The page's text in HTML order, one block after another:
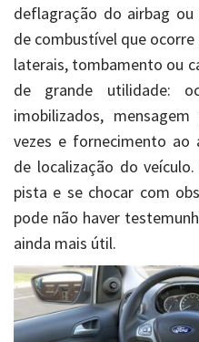
deflagração do airbag
de combustível que
laterais, tombamento ou
de grande utilidade:
imobilizados,
vezes e fornecimento ao
de localização do
pista e se chocar com
pode não haver
ainda mais útil.